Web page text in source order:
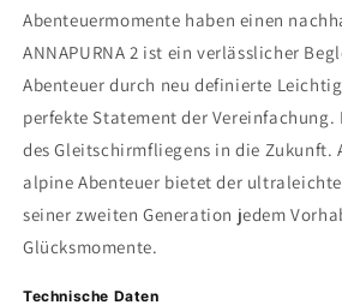
Abenteuermomente haben einen
ANNAPURNA 2 ist ein verlässlicher
Abenteuer durch neu definierte
perfekte Statement der
des Gleitschirmfliegens in die Zukunft.
alpine Abenteuer bietet der
seiner zweiten Generation jedem
Glücksmomente.
Technische Daten